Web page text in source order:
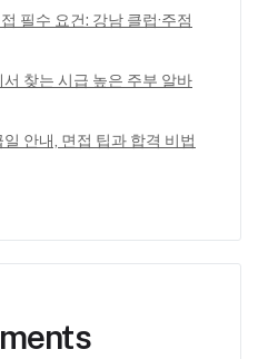
필수 요건: 강남 클럽·주점
찾는 시급 높은 주부 알바
안내, 면접 팁과 합격 비법